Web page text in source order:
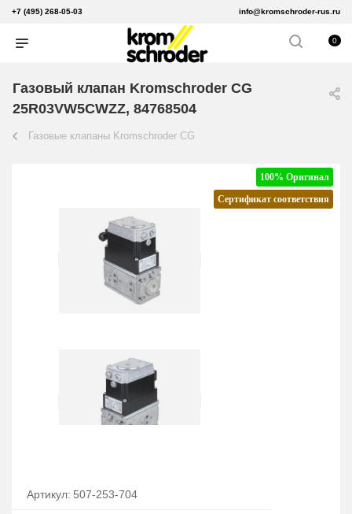
+7 (495) 268-05-03 info@kromschroder-rus.ru
0
Газовый клапан Kromschroder CG
25R03VW5CWZZ, 84768504
Газовые клапаны Kromschroder CG
100% Оригинал
Сертификат соответствия
Артикул: 507-253-704